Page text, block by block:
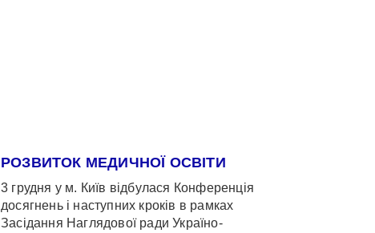
РОЗВИТОК МЕДИЧНОЇ ОСВІТИ
3 грудня у м. Київ відбулася Конференція
досягнень і наступних кроків в рамках
Засідання Наглядової ради Україно-